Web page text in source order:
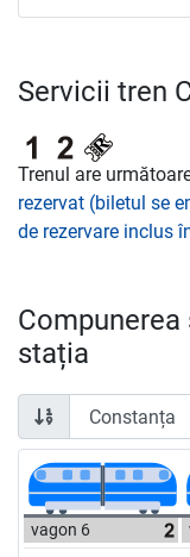
Servicii tren
Trenul are
rezervat (biletul se
de rezervare inclus
stația
vagon 6